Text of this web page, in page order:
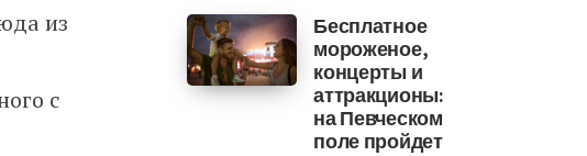
из
с
Бесплатное
мороженое,
концерты и
аттракционы:
на Певческом
поле пройдет